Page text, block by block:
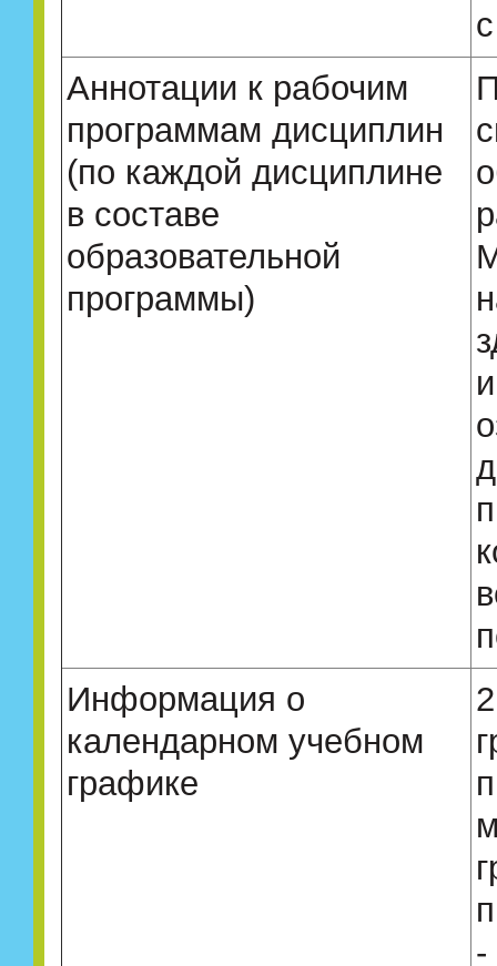
Аннотации к рабочим
программам дисциплин
(по каждой дисциплине
в составе
образовательной
программы)
Информация о
календарном учебном
графике
-